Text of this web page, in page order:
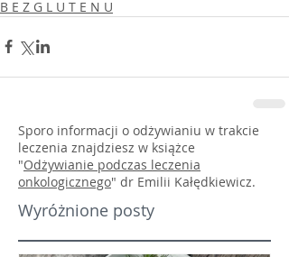
B E Z G L U T E N U
Sporo informacji o odżywianiu w trakcie
leczenia znajdziesz w książce
"Odżywianie podczas leczenia
onkologicznego" dr Emilii Kałędkiewicz.
Wyróżnione posty